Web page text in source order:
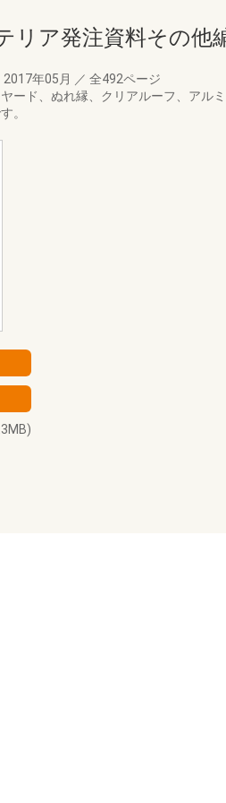
リア発注資料その他
2017年05月 ／ 全492ページ
ード、ぬれ縁、クリアルーフ、アル
。